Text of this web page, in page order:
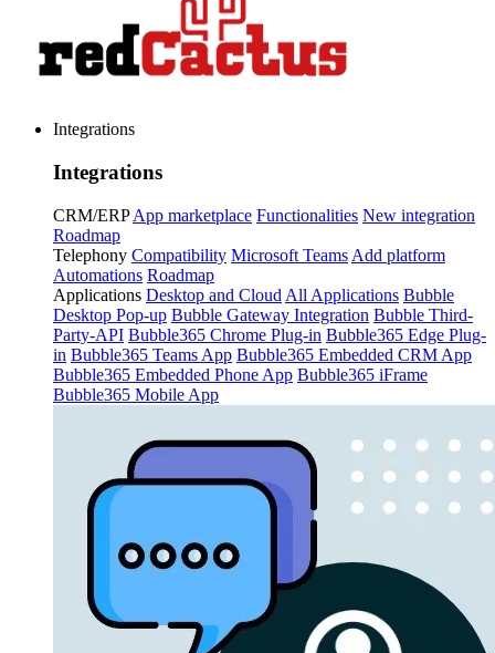
Integrations
Integrations
CRM/ERP App marketplace Functionalities New integration
Roadmap
Telephony Compatibility Microsoft Teams Add platform
Automations Roadmap
Applications Desktop and Cloud All Applications Bubble
Desktop Pop-up Bubble Gateway Integration Bubble Third-
Party-API Bubble365 Chrome Plug-in Bubble365 Edge Plug-
in Bubble365 Teams App Bubble365 Embedded CRM App
Bubble365 Embedded Phone App Bubble365 iFrame
Bubble365 Mobile App